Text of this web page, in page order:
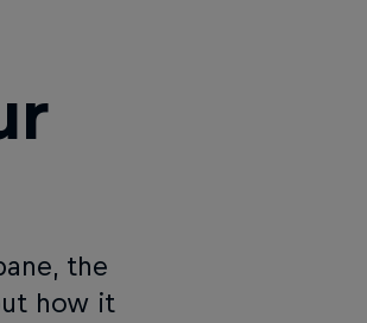
the
how it